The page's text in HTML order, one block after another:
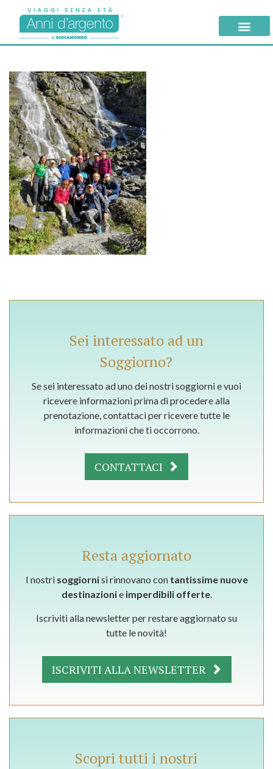
Sei interessato ad un
Soggiorno?
Se sei interessato ad uno dei nostri soggiorni e vuoi
ricevere informazioni prima di procedere alla
prenotazione, contattaci per ricevere tutte le
informazioni che ti occorrono.
CONTATTACI
Resta aggiornato
I nostri soggiornisi rinnovano con tantissime nuove
destinazionie imperdibili offerte.
Iscriviti alla newsletter per restare aggiornato su
tutte le novità!
ISCRIVITI ALLA NEWSLETTER
Scopri tutti i nostri